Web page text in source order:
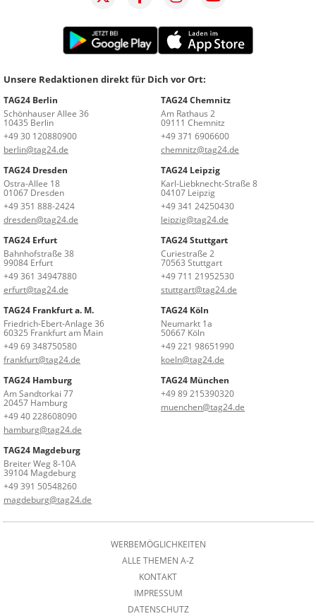
Unsere Redaktionen direkt für Dich vor Ort:
TAG24 Berlin
Schönhauser Allee 36
10435 Berlin
+49 30 120880900
berlin@tag24.de
TAG24 Chemnitz
Am Rathaus 2
09111 Chemnitz
+49 371 6906600
chemnitz@tag24.de
TAG24 Dresden
Ostra-Allee 18
01067 Dresden
+49 351 888-2424
dresden@tag24.de
TAG24 Leipzig
Karl-Liebknecht-Straße 8
04107 Leipzig
+49 341 24250430
leipzig@tag24.de
TAG24 Erfurt
Bahnhofstraße 38
99084 Erfurt
+49 361 34947880
erfurt@tag24.de
TAG24 Stuttgart
Curiestraße 2
70563 Stuttgart
+49 711 21952530
stuttgart@tag24.de
TAG24 Frankfurt a. M.
Friedrich-Ebert-Anlage 36
60325 Frankfurt am Main
+49 69 348750580
frankfurt@tag24.de
TAG24 Köln
Neumarkt 1a
50667 Köln
+49 221 98651990
koeln@tag24.de
TAG24 Hamburg
Am Sandtorkai 77
20457 Hamburg
+49 40 228608090
hamburg@tag24.de
TAG24 München
+49 89 215390320
muenchen@tag24.de
TAG24 Magdeburg
Breiter Weg 8-10A
39104 Magdeburg
+49 391 50548260
magdeburg@tag24.de
WERBEMÖGLICHKEITEN
ALLE THEMEN A-Z
KONTAKT
IMPRESSUM
DATENSCHUTZ